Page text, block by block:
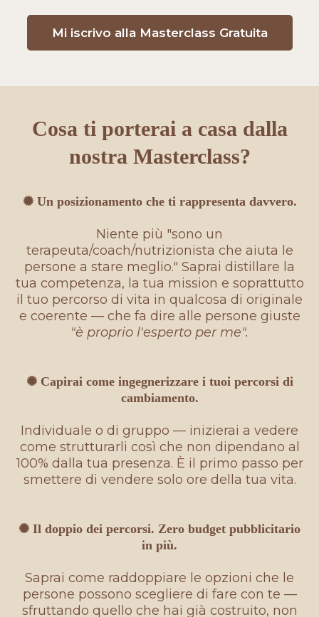
Mi iscrivo alla Masterclass Gratuita
Cosa ti porterai a casa dalla
nostra Masterclass?
✺ Un posizionamento che ti rappresenta davvero.
Niente più "sono un
terapeuta/coach/nutrizionista che aiuta le
persone a stare meglio." Saprai distillare la
tua competenza, la tua mission e soprattutto
il tuo percorso di vita in qualcosa di originale
e coerente — che fa dire alle persone giuste
"è proprio l'esperto per me".
✺ Capirai come ingegnerizzare i tuoi percorsi di
cambiamento.
Individuale o di gruppo — inizierai a vedere
come strutturarli così che non dipendano al
100% dalla tua presenza. È il primo passo per
smettere di vendere solo ore della tua vita.
✺ Il doppio dei percorsi. Zero budget pubblicitario
in più.
Saprai come raddoppiare le opzioni che le
persone possono scegliere di fare con te —
sfruttando quello che hai già costruito, non